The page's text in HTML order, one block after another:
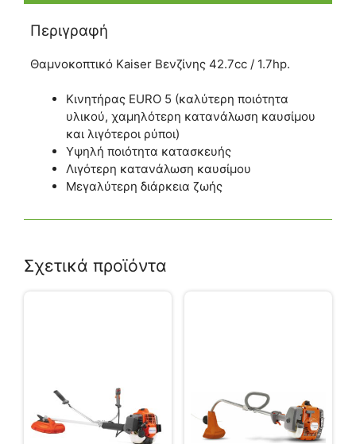
Περιγραφή
Θαμνοκοπτικό Kaiser Bενζίνης 42.7cc / 1.7hp.
Κινητήρας EURO 5 (καλύτερη ποιότητα
υλικού, χαμηλότερη κατανάλωση καυσίμου
και λιγότεροι ρύποι)
Υψηλή ποιότητα κατασκευής
Λιγότερη κατανάλωση καυσίμου
Μεγαλύτερη διάρκεια ζωής
Σχετικά προϊόντα